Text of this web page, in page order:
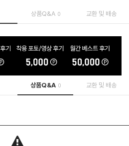
상품Q&A 0 교환 및 배송
상품Q&A 0 교환 및 배송